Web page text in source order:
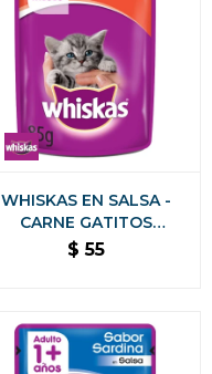
WHISKAS EN SALSA -
CARNE GATITOS
ALIMENTO HUMEDO 85
$ 55